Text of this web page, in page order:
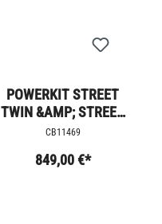
POWERKIT STREET
TWIN &AMP; STREET
CUP STAGE 1
CB11469
849,00 €*